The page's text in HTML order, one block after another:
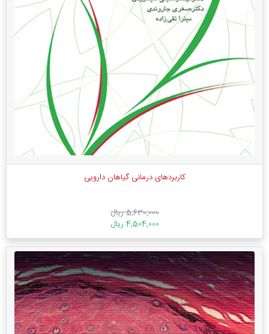
کاربردهای درمانی گیاهان دارویی
5,630,000 ریال
4,504,000 ریال